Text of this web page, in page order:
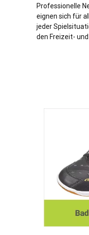
Professionelle
eignen sich für
jeder
den Freizeit-